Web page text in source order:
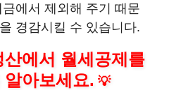
에서 제외해 주기 때문
경감시킬 수 있습니다.
에서 월세공제를
아보세요. 💡